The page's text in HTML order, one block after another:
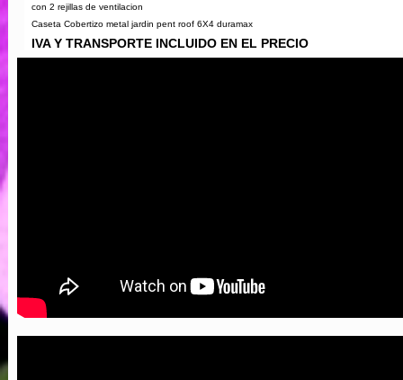
con 2 rejillas de ventilacion
Caseta Cobertizo metal jardin pent roof 6X4 duramax
IVA Y TRANSPORTE INCLUIDO EN EL PRECIO